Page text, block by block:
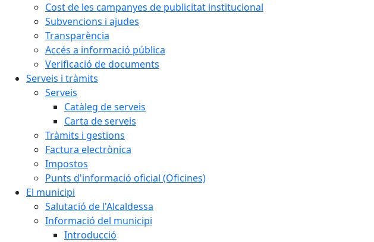
Cost de les campanyes de publicitat institucional
Subvencions i ajudes
Transparència
Accés a informació pública
Verificació de documents
Serveis i tràmits
Serveis
Catàleg de serveis
Carta de serveis
Tràmits i gestions
Factura electrònica
Impostos
Punts d'informació oficial (Oficines)
El municipi
Salutació de l'Alcaldessa
Informació del municipi
Introducció